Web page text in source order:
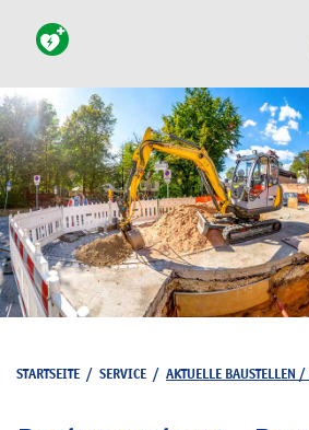
STARTSEITE / SERVICE / AKTUELLE BAUSTELLEN